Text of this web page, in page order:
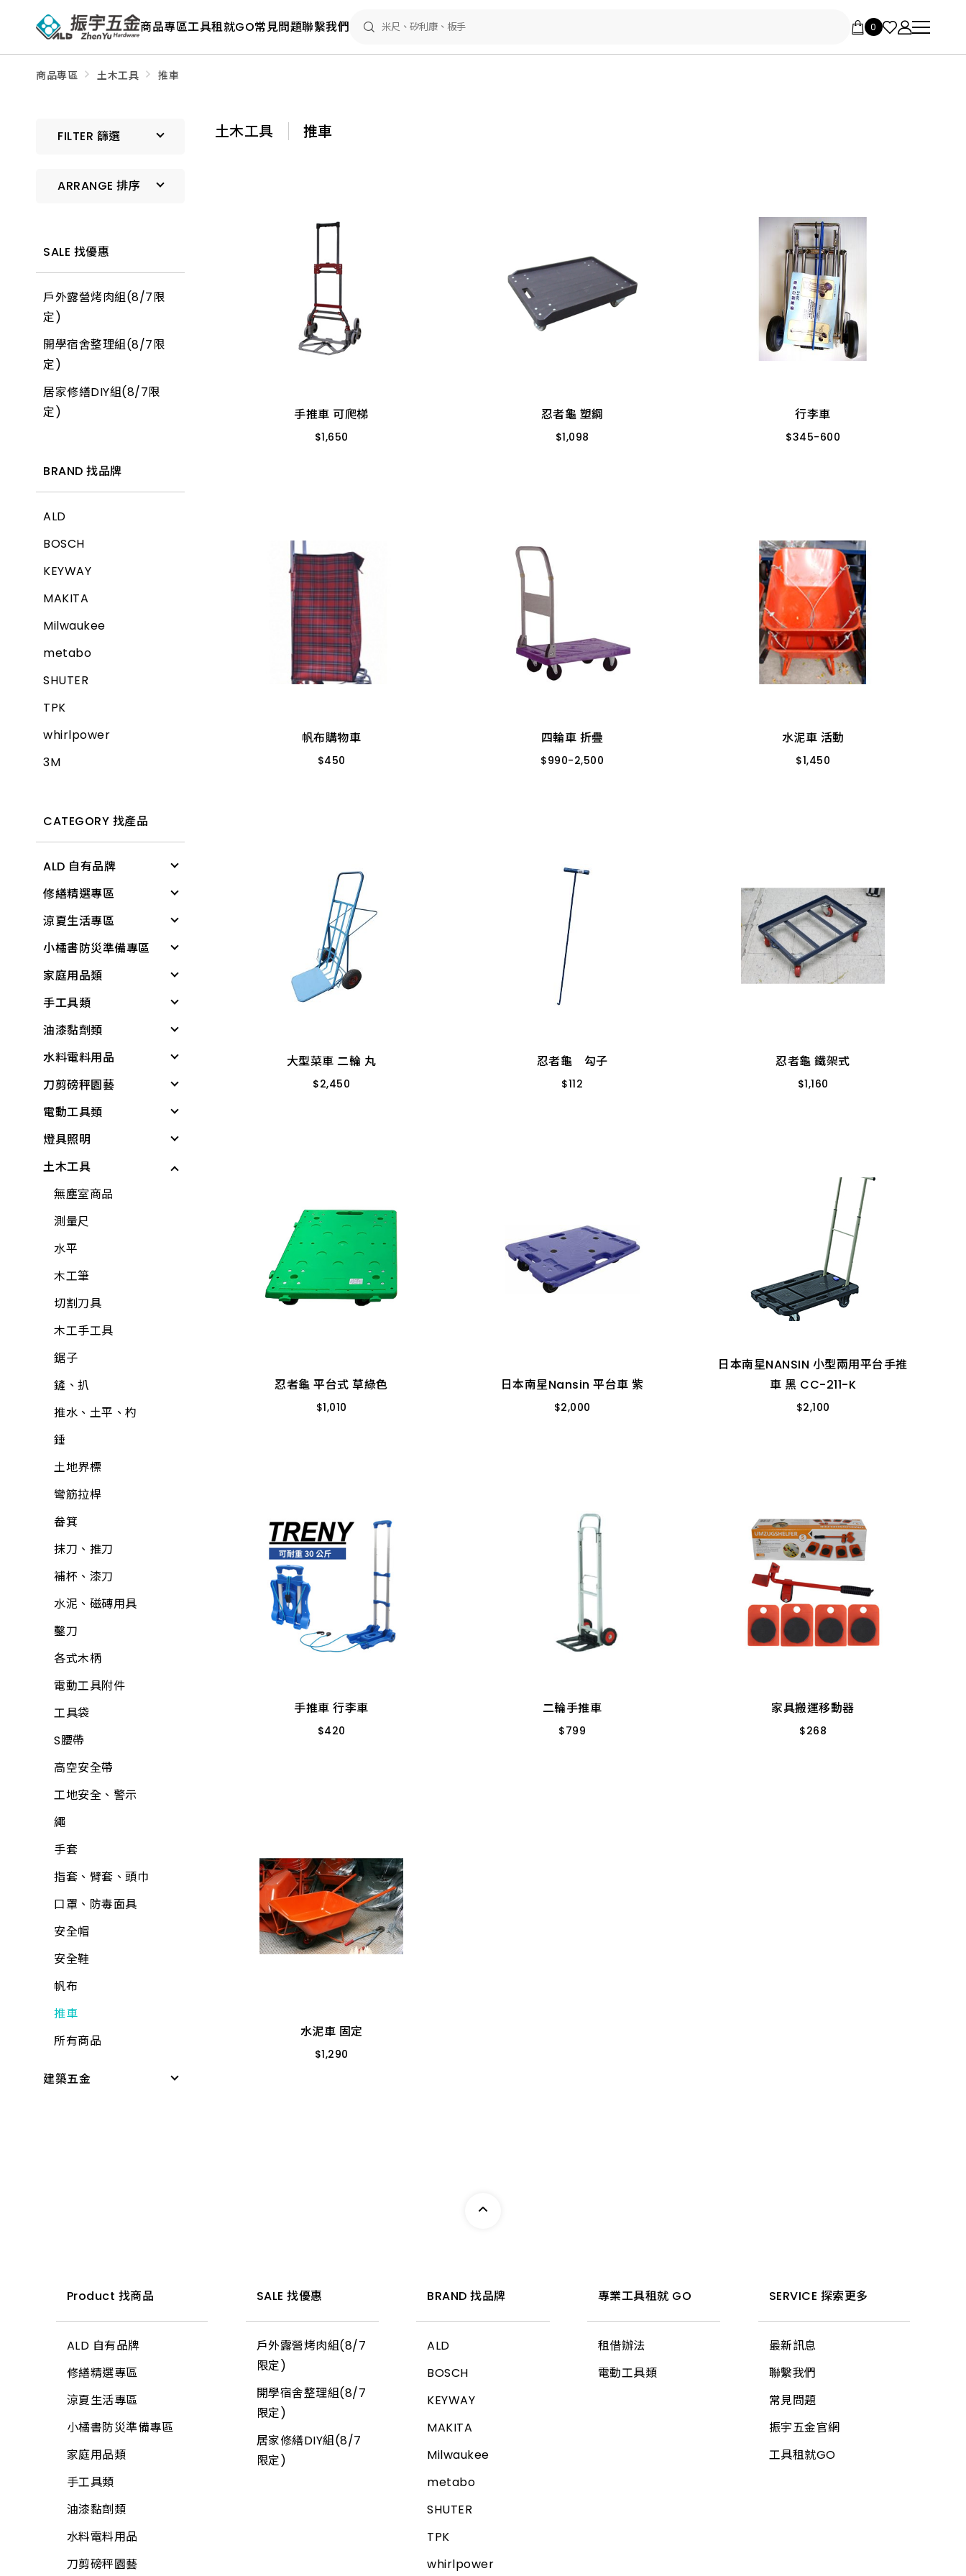
專
商品專區工具租就GO常見問題聯繫我們
商品專區 土木工具 推車
FILTER 篩選
ARRANGE 排序
上架時間 由舊到新
產品價格 從低到高
產品價格 從高到低
SALE 找優惠
戶外露營烤肉組(8/7限
定)
開學宿舍整理組(8/7限
定)
居家修繕DIY組(8/7限
定)
BRAND 找品牌
ALD
BOSCH
KEYWAY
MAKITA
Milwaukee
metabo
SHUTER
TPK
whirlpower
3M
CATEGORY 找產品
ALD 自有品牌
清潔用具
電燈
文具用品
個人清潔衛生用品
居家生活
雨具
廚房用具
蓮蓬頭、沖洗器
電動起子機
水泥砂、填縫劑
稀釋劑
木器漆
工具組
水龍頭組
加壓機、抽水機
包裝材料
平面砂輪機、切斷
機、附件
各式剪刀
ALD延長線
油漆工具
矽利康、填縫膠
氣動工具、附件
逆滲透、淨水器、過
修繕精選專區
修繕工具
工作防護
居家生活
所有商品
涼夏生活專區
涼感降溫
戶外遮陽
夏季防護
夏日清爽
所有商品
小橘書防災準備專區
緊急照明與多功能工
具
基本工具與應變器材
繩索與固定材料
個人防護與安全
儲水與應急用品
所有商品
家庭用品類
個人清潔衛生用品
衛浴用品
洗衣、晾曬用品
廚房用品
保鮮膜、保鮮盒、保
鮮袋
水壺、水杯、水瓶
打火機、瓦斯爐
折疊桌、椅、收納櫃
水桶、垃圾桶、油桶
水盆、腳桶
置物收納
巧拼墊、地墊
清掃用具
清潔劑
芳香、除臭、除濕劑
防蟲、殺蟲劑
消毒、殺菌
居家生活
居家安全
3C用品
冷氣、電視搖控器
汽、機車用品
文具用品
包裝材料
休閒娛樂
露營用品
戶外烤肉
科學玩具
小家電
時鐘、閙鐘
雨具、海灘傘
梯
所有商品
手工具類
螺絲起子
板手
套筒工具
工具組
鉗
剪
鑷子
夾具
螺絲工具
銼刀、研磨
鐵工用品
其他手工具
工具箱、零件盒
清洗劑
吊掛用品
輪
護具
所有商品
油漆黏劑類
黏劑
塑鋼土
矽利康、填縫劑
稀釋劑
水泥漆、乳膠漆
調合漆、油漆
木器漆
噴漆
防水漆
防壁癌、除霉
水泥砂、填縫劑
油漆工具
黏劑工具
研磨工具
牛油、潤滑油
所有商品
水料電料用品
水龍頭組
龍頭組附件
蓮蓬頭、沖洗器
水龍頭
外牙、三通
水栓附件
鋼絲軟管
面盆、水槽
流理台附件
面盆附件
排水口、地板落水
馬桶、水箱附件
鏡箱
抽排風機
逆滲透、淨水器、過
濾器、逆滲透配件
熱水器、附件
洗衣機附件
冷氣附件
水塔、水塔附件
水管夾具(管束、管
電線
工業電扇
家用電扇
所有商品
刀剪磅秤園藝
各式剪刀
各式刀具
磅秤、電子秤
花盆
培養土
肥料
噴水壺
園藝用具
寵物用品
驅除害蟲用具
捕蟲網
防曬用品
固定繩、鍊
所有商品
電動工具類
電動工具
電鑽
電鑽附件
電動起子機
免出力錘鑽
電動板手、附件
電動刻模機
平面砂輪機、切斷
機、附件
木機具、附件
測距儀、水平儀
砂輪機、附件
毛輪機、附件
吸塵器、附件
農機具、附件
其它電動工具
焊接機具、附件
氣動工具、附件
加壓機、抽水機
所有商品
燈具照明
其他燈具
感應燈具
投光燈器
燈具
燈管
小夜燈、燈條、網燈
燈頭
燈泡
小燈泡
所有商品
土木工具
無塵室商品
測量尺
水平
木工筆
切割刀具
木工手工具
鋸子
鏟、扒
推水、土平、杓
錘
土地界標
彎筋拉桿
畚箕
抹刀、推刀
補杯、漆刀
水泥、磁磚用具
鑿刀
各式木柄
電動工具附件
工具袋
S腰帶
高空安全帶
工地安全、警示
繩
手套
指套、臂套、頭巾
口罩、防毒面具
安全帽
安全鞋
帆布
推車
所有商品
建築五金
地磚
玻璃
信箱
鉤類
螺絲
自功螺絲
壁虎(膨脹螺絲)
板模線材
線材
木材
板材
土木工具 推車
手推車 可爬梯
$1,650
手推車 可爬梯
忍者龜 塑鋼
$1,098
行李車
$345-600
行李車
202B-橘/小輪
帆布購物車
$450
帆布購物車
四輪車 折疊
$990-2,500
四輪車 折疊
靜音-綠
水泥車 活動
$1,450
水泥車 活動
大型菜車 二輪 丸
$2,450
大型菜車 二輪 丸
忍者龜 勾子
$112
忍者龜 勾子
忍者龜 鐵架式
$1,160
忍者龜 平台式 草綠色
$1,010
日本南星Nansin 平台車 紫
$2,000
日本南星NANSIN 小型兩用平台手推
車 黑 CC-211-K
$2,100
日本南星NANSIN 小型兩用平台手推
CC-211-K
手推車 行李車
$420
手推車 行李車
二輪手推車
$799
二輪手推車
家具搬運移動器
$268
家具搬運移動器
水泥車 固定
$1,290
Product 找商品
ALD 自有品牌
修繕精選專區
涼夏生活專區
小橘書防災準備專區
家庭用品類
手工具類
油漆黏劑類
水料電料用品
刀剪磅秤園藝
SALE 找優惠
戶外露營烤肉組(8/7
限定)
開學宿舍整理組(8/7
限定)
居家修繕DIY組(8/7
限定)
BRAND 找品牌
ALD
BOSCH
KEYWAY
MAKITA
Milwaukee
metabo
SHUTER
TPK
whirlpower
專業工具租就 GO
租借辦法
電動工具類
SERVICE 探索更多
最新訊息
聯繫我們
常見問題
振宇五金官網
工具租就GO